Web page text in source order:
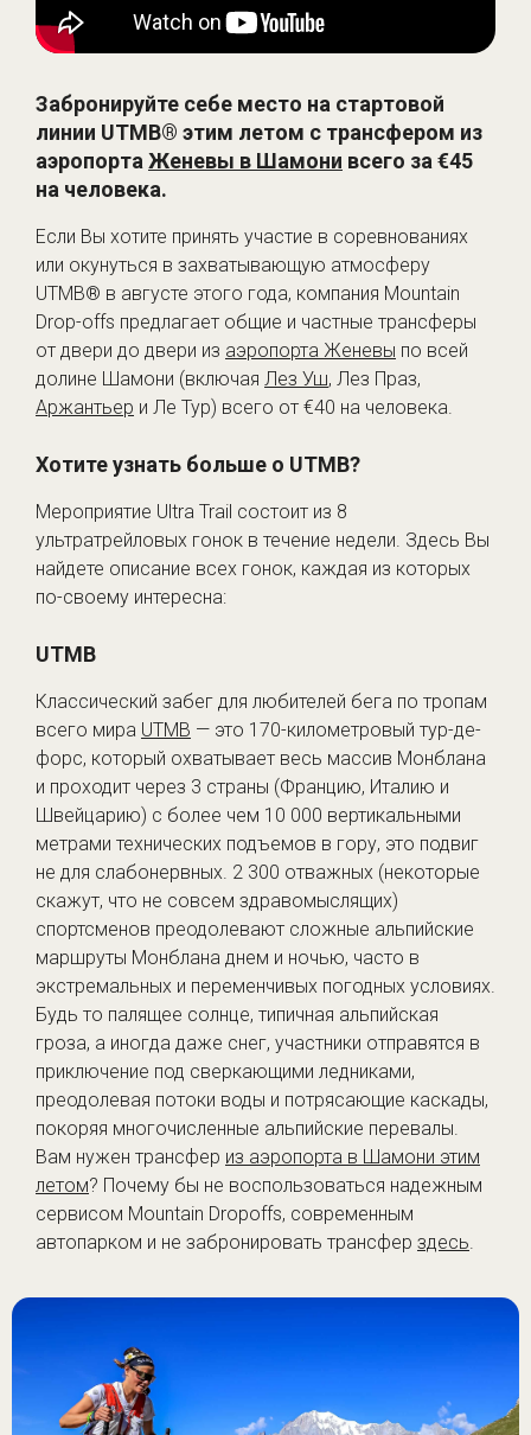
Забронируйте себе место на стартовой
линии UTMB® этим летом с трансфером из
аэропорта Женевы в Шамони всего за €45
на человека.
Если Вы хотите принять участие в соревнованиях
или окунуться в захватывающую атмосферу
UTMB® в августе этого года, компания Mountain
Drop-offs предлагает общие и частные трансферы
от двери до двери из аэропорта Женевы по всей
долине Шамони (включая Лез Уш, Лез Праз,
Аржантьер и Ле Тур) всего от €40 на человека.
Хотите узнать больше о UTMB?
Мероприятие Ultra Trail состоит из 8
ультратрейловых гонок в течение недели. Здесь Вы
найдете описание всех гонок, каждая из которых
по-своему интересна:
UTMB
Классический забег для любителей бега по тропам
всего мира UTMB — это 170-километровый тур-де-
форс, который охватывает весь массив Монблана
и проходит через 3 страны (Францию, Италию и
Швейцарию) с более чем 10 000 вертикальными
метрами технических подъемов в гору, это подвиг
не для слабонервных. 2 300 отважных (некоторые
скажут, что не совсем здравомыслящих)
спортсменов преодолевают сложные альпийские
маршруты Монблана днем и ночью, часто в
экстремальных и переменчивых погодных условиях.
Будь то палящее солнце, типичная альпийская
гроза, а иногда даже снег, участники отправятся в
приключение под сверкающими ледниками,
преодолевая потоки воды и потрясающие каскады,
покоряя многочисленные альпийские перевалы.
Вам нужен трансфер из аэропорта в Шамони этим
летом? Почему бы не воспользоваться надежным
сервисом Mountain Dropoffs, современным
автопарком и не забронировать трансфер здесь.